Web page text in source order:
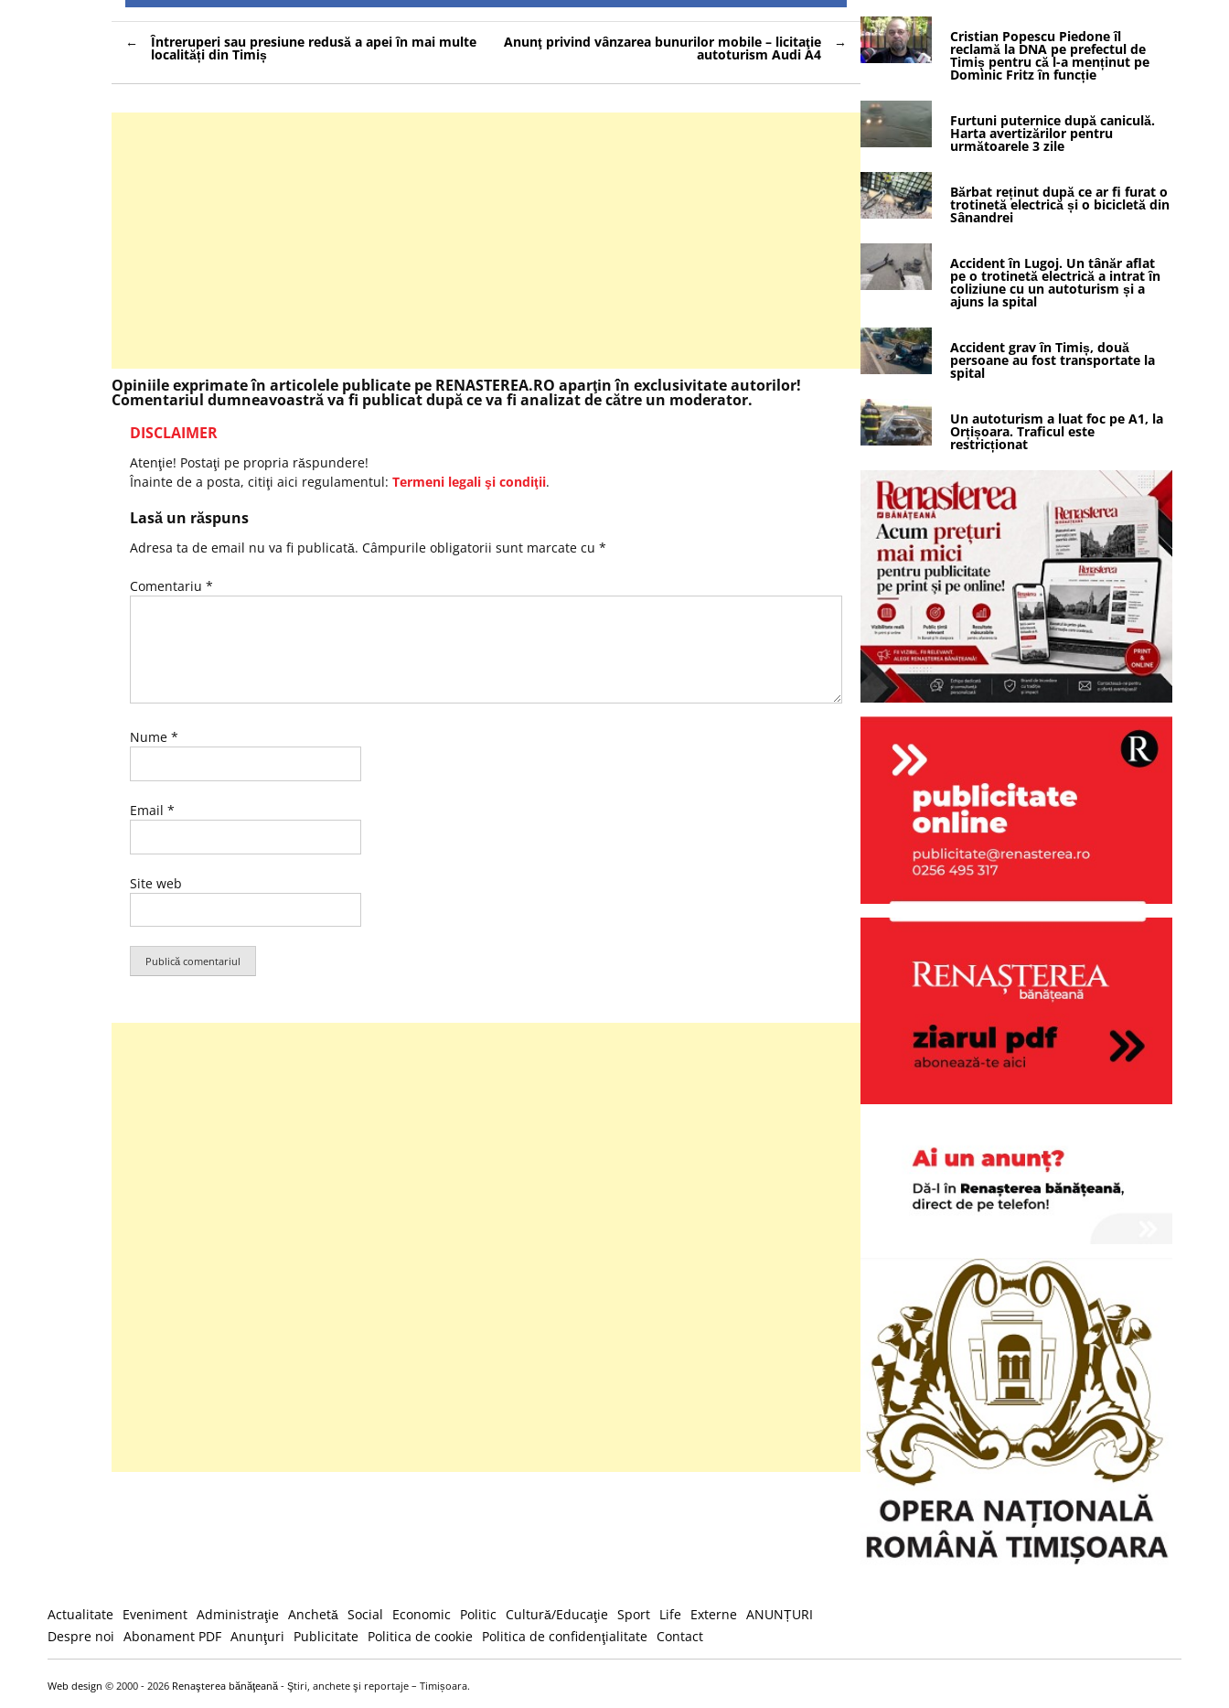
Navigare
în
articole
Întreruperi sau presiune redusă a apei în mai multe
localități din Timiș
Anunţ privind vânzarea bunurilor mobile – licitaţie
autoturism Audi A4
Opiniile exprimate în articolele publicate pe RENASTEREA.RO aparţin în exclusivitate autorilor!
Comentariul dumneavoastră va fi publicat după ce va fi analizat de către un moderator.
DISCLAIMER
Atenţie! Postaţi pe propria răspundere!
Înainte de a posta, citiţi aici regulamentul: Termeni legali şi condiţii.
Lasă un răspuns
Adresa ta de email nu va fi publicată. Câmpurile obligatorii sunt marcate cu *
Comentariu *
Nume *
Email *
Site web
Cristian Popescu Piedone îl
reclamă la DNA pe prefectul de
Timiș pentru că l-a menținut pe
Dominic Fritz în funcție
Furtuni puternice după caniculă.
Harta avertizărilor pentru
următoarele 3 zile
Bărbat reținut după ce ar fi furat o
trotinetă electrică și o bicicletă din
Sânandrei
Accident în Lugoj. Un tânăr aflat
pe o trotinetă electrică a intrat în
coliziune cu un autoturism și a
ajuns la spital
Accident grav în Timiș, două
persoane au fost transportate la
spital
Un autoturism a luat foc pe A1, la
Orțișoara. Traficul este
restricționat
Actualitate Eveniment Administraţie Anchetă Social Economic Politic Cultură/Educaţie Sport Life Externe ANUNȚURI
Despre noi Abonament PDF Anunţuri Publicitate Politica de cookie Politica de confidenţialitate Contact
Web design © 2000 - 2026 Renaşterea bănăţeană - Ştiri, anchete şi reportaje – Timișoara.